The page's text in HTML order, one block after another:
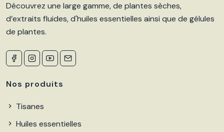
Découvrez une large gamme, de plantes sèches,
d’extraits fluides, d'huiles essentielles ainsi que de gélules
de plantes.
Nos produits
Tisanes
Huiles essentielles